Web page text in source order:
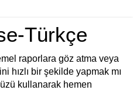
Türkçe
raporlara göz atma veya
hızlı bir şekilde yapmak mı
kullanarak hemen